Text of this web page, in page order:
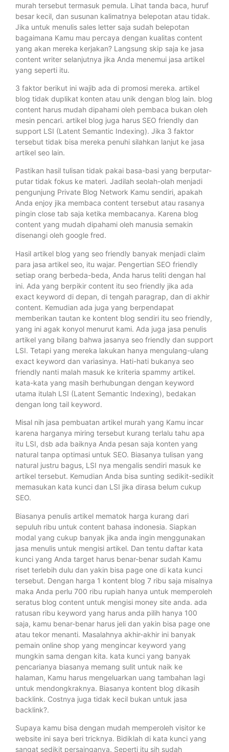
murah tersebut termasuk pemula. Lihat tanda baca, huruf
besar kecil, dan susunan kalimatnya belepotan atau tidak.
Jika untuk menulis sales letter saja sudah belepotan
bagaimana Kamu mau percaya dengan kualitas content
yang akan mereka kerjakan? Langsung skip saja ke jasa
content writer selanjutnya jika Anda menemui jasa artikel
yang seperti itu.
3 faktor berikut ini wajib ada di promosi mereka. artikel
blog tidak duplikat konten atau unik dengan blog lain. blog
content harus mudah dipahami oleh pembaca bukan oleh
mesin pencari. artikel blog juga harus SEO friendly dan
support LSI (Latent Semantic Indexing). Jika 3 faktor
tersebut tidak bisa mereka penuhi silahkan lanjut ke jasa
artikel seo lain.
Pastikan hasil tulisan tidak pakai basa-basi yang berputar-
putar tidak fokus ke materi. Jadilah seolah-olah menjadi
pengunjung Private Blog Network Kamu sendiri, apakah
Anda enjoy jika membaca content tersebut atau rasanya
pingin close tab saja ketika membacanya. Karena blog
content yang mudah dipahami oleh manusia semakin
disenangi oleh google fred.
Hasil artikel blog yang seo friendly banyak menjadi claim
para jasa artikel seo, itu wajar. Pengertian SEO friendly
setiap orang berbeda-beda, Anda harus teliti dengan hal
ini. Ada yang berpikir content itu seo friendly jika ada
exact keyword di depan, di tengah paragrap, dan di akhir
content. Kemudian ada juga yang berpendapat
memberikan tautan ke kontent blog sendiri itu seo friendly,
yang ini agak konyol menurut kami. Ada juga jasa penulis
artikel yang bilang bahwa jasanya seo friendly dan support
LSI. Tetapi yang mereka lakukan hanya mengulang-ulang
exact keyword dan variasinya. Hati-hati bukanya seo
friendly nanti malah masuk ke kriteria spammy artikel.
kata-kata yang masih berhubungan dengan keyword
utama itulah LSI (Latent Semantic Indexing), bedakan
dengan long tail keyword.
Misal nih jasa pembuatan artikel murah yang Kamu incar
karena harganya miring tersebut kurang terlalu tahu apa
itu LSI, dsb ada baiknya Anda pesan saja konten yang
natural tanpa optimasi untuk SEO. Biasanya tulisan yang
natural justru bagus, LSI nya mengalis sendiri masuk ke
artikel tersebut. Kemudian Anda bisa sunting sedikit-sedikit
memasukan kata kunci dan LSI jika dirasa belum cukup
SEO.
Biasanya penulis artikel mematok harga kurang dari
sepuluh ribu untuk content bahasa indonesia. Siapkan
modal yang cukup banyak jika anda ingin menggunakan
jasa menulis untuk mengisi artikel. Dan tentu daftar kata
kunci yang Anda target harus benar-benar sudah Kamu
riset terlebih dulu dan yakin bisa page one di kata kunci
tersebut. Dengan harga 1 kontent blog 7 ribu saja misalnya
maka Anda perlu 700 ribu rupiah hanya untuk memperoleh
seratus blog content untuk mengisi money site anda. ada
ratusan ribu keyword yang harus anda pilih hanya 100
saja, kamu benar-benar harus jeli dan yakin bisa page one
atau tekor menanti. Masalahnya akhir-akhir ini banyak
pemain online shop yang mengincar keyword yang
mungkin sama dengan kita. kata kunci yang banyak
pencarianya biasanya memang sulit untuk naik ke
halaman, Kamu harus mengeluarkan uang tambahan lagi
untuk mendongkraknya. Biasanya kontent blog dikasih
backlink. Costnya juga tidak kecil bukan untuk jasa
backlink?.
Supaya kamu bisa dengan mudah memperoleh visitor ke
website ini saya beri tricknya. Bidiklah di kata kunci yang
sangat sedikit persainganya. Seperti itu sih sudah